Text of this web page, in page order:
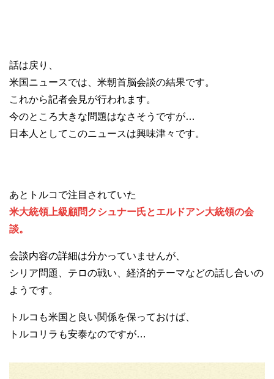
話は戻り、
米国ニュースでは、米朝首脳会談の結果です。
これから記者会見が行われます。
今のところ大きな問題はなさそうですが…
日本人としてこのニュースは興味津々です。
あとトルコで注目されていた
米大統領上級顧問クシュナー氏とエルドアン大統領の会
談。
会談内容の詳細は分かっていませんが、
シリア問題、テロの戦い、経済的テーマなどの話し合いの
ようです。
トルコも米国と良い関係を保っておけば、
トルコリラも安泰なのですが…